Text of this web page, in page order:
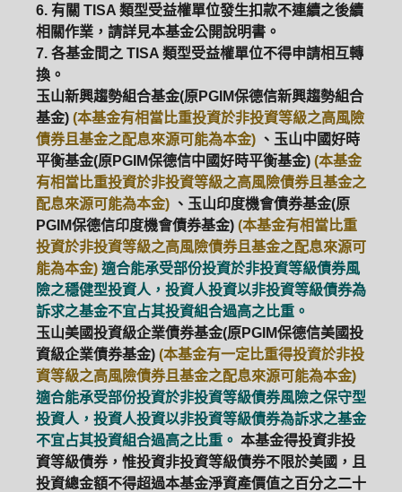
6. 有關 TISA 類型受益權單位發生扣款不連續之後續
相關作業，請詳見本基金公開說明書。
7. 各基金間之 TISA 類型受益權單位不得申請相互轉
換。
玉山新興趨勢組合基金(原PGIM保德信新興趨勢組合
基金) (本基金有相當比重投資於非投資等級之高風險
債券且基金之配息來源可能為本金) 、玉山中國好時
平衡基金(原PGIM保德信中國好時平衡基金) (本基金
有相當比重投資於非投資等級之高風險債券且基金之
配息來源可能為本金) 、玉山印度機會債券基金(原
PGIM保德信印度機會債券基金) (本基金有相當比重
投資於非投資等級之高風險債券且基金之配息來源可
能為本金) 適合能承受部份投資於非投資等級債券風
險之穩健型投資人，投資人投資以非投資等級債券為
訴求之基金不宜占其投資組合過高之比重。
玉山美國投資級企業債券基金(原PGIM保德信美國投
資級企業債券基金) (本基金有一定比重得投資於非投
資等級之高風險債券且基金之配息來源可能為本金)
適合能承受部份投資於非投資等級債券風險之保守型
投資人，投資人投資以非投資等級債券為訴求之基金
不宜占其投資組合過高之比重。 本基金得投資非投
資等級債券，惟投資非投資等級債券不限於美國，且
投資總金額不得超過本基金淨資產價值之百分之二十